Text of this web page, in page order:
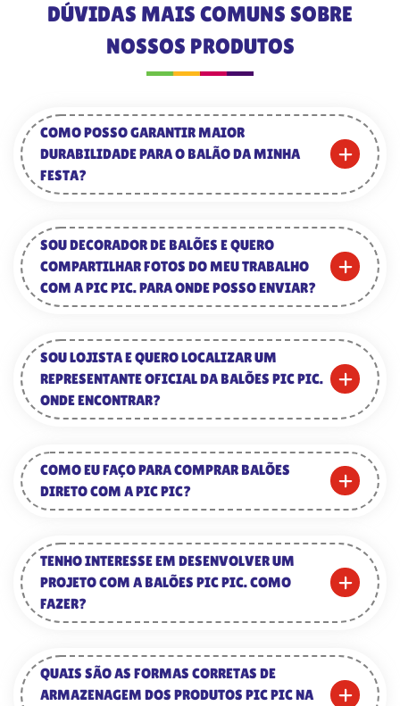
DÚVIDAS MAIS COMUNS SOBRE
NOSSOS PRODUTOS
COMO POSSO GARANTIR MAIOR
DURABILIDADE PARA O BALÃO DA MINHA
FESTA?
SOU DECORADOR DE BALÕES E QUERO
COMPARTILHAR FOTOS DO MEU TRABALHO
COM A PIC PIC. PARA ONDE POSSO ENVIAR?
SOU LOJISTA E QUERO LOCALIZAR UM
REPRESENTANTE OFICIAL DA BALÕES PIC PIC.
ONDE ENCONTRAR?
COMO EU FAÇO PARA COMPRAR BALÕES
DIRETO COM A PIC PIC?
TENHO INTERESSE EM DESENVOLVER UM
PROJETO COM A BALÕES PIC PIC. COMO
FAZER?
QUAIS SÃO AS FORMAS CORRETAS DE
ARMAZENAGEM DOS PRODUTOS PIC PIC NA